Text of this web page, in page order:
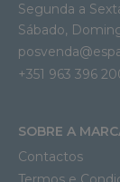
Segunda a
Sábado,
+351 963 396
SOBRE A
Contactos